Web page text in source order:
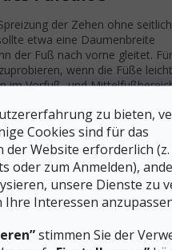
zu bieten,
Cookies sind für das
Website erforderlich (z.
oder zum Anmelden),
unsere Dienste zu
Interessen
stimmen Sie der
der Zehen ohne
etwa eine Daumenbreite
der Fuß nach vorne gleitet. Für
wenn die Füße leicht
im Vorfuß- und
die Ferse ohne unnötige
Trailschuhe